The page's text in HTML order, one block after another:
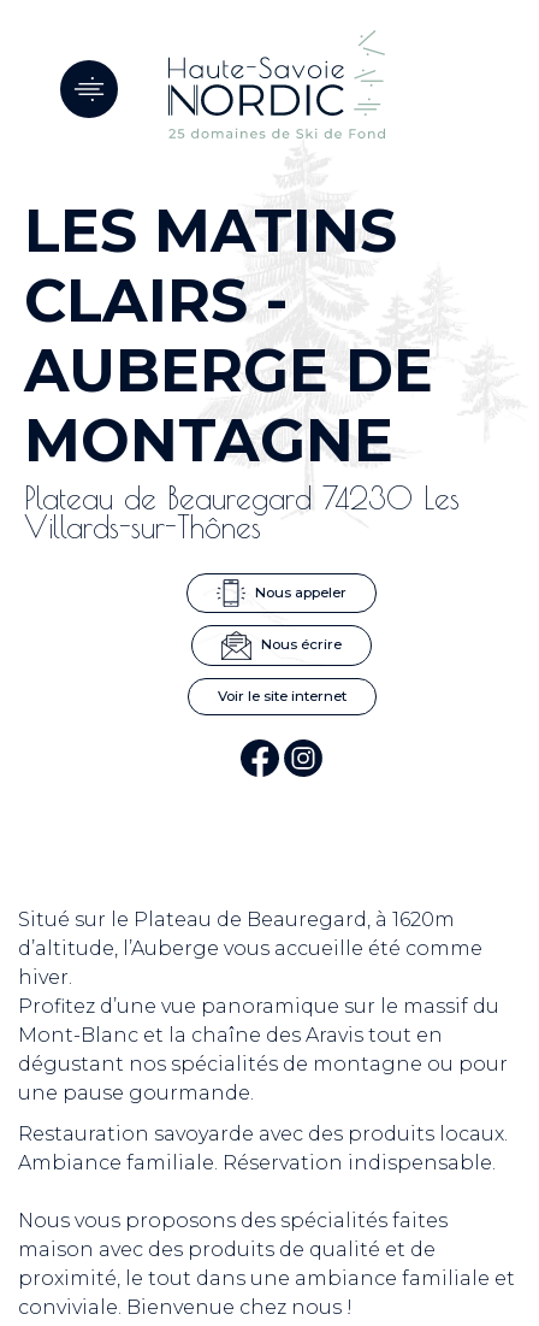
LES MATINS
CLAIRS -
AUBERGE DE
MONTAGNE
Plateau de Beauregard 74230 Les
Villards-sur-Thônes
Nous appeler
Nous écrire
Voir le site internet
Situé sur le Plateau de Beauregard, à 1620m
d’altitude, l’Auberge vous accueille été comme
hiver.
Profitez d’une vue panoramique sur le massif du
Mont-Blanc et la chaîne des Aravis tout en
dégustant nos spécialités de montagne ou pour
une pause gourmande.
Restauration savoyarde avec des produits locaux.
Ambiance familiale. Réservation indispensable.
Nous vous proposons des spécialités faites
maison avec des produits de qualité et de
proximité, le tout dans une ambiance familiale et
conviviale. Bienvenue chez nous !